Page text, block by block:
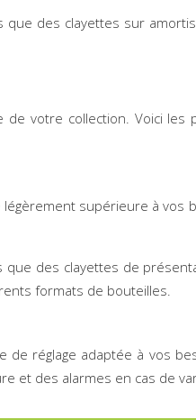
que des clayettes sur
votre collection. Voici les
supérieure à vos
que des clayettes de
formats de bouteilles.
réglage adaptée à vos
et des alarmes en cas de